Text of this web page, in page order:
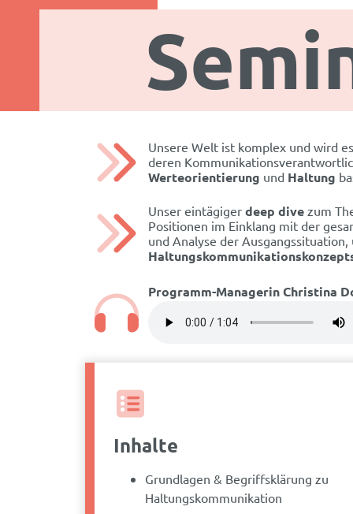
Unsere Welt ist komplex und wird
deren
Werteorientierung und Haltung
Unser eintägiger deep dive zum
Positionen im Einklang mit der
und Analyse der
Programm-Managerin Christina
Inhalte
Grundlagen & Begriffsklärung zu
Haltungskommunikation